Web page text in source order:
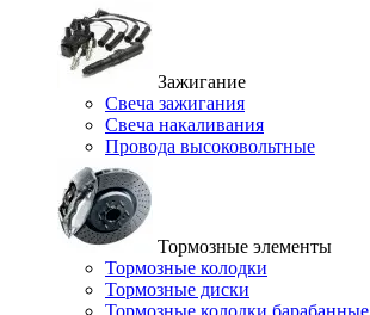
Зажигание
Свеча зажигания
Свеча накаливания
Провода высоковольтные
Тормозные элементы
Тормозные колодки
Тормозные диски
Тормозные колодки барабанные